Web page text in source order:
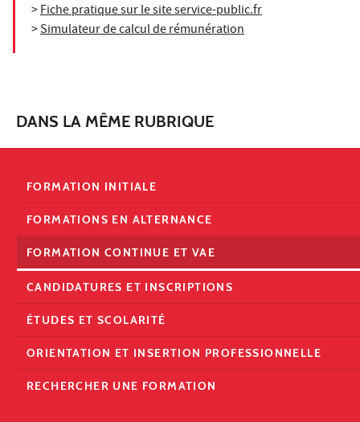
>Fiche pratique sur le site service-public.fr
>Simulateur de calcul de rémunération
DANS LA MÊME RUBRIQUE
FORMATION INITIALE
FORMATIONS EN ALTERNANCE
FORMATION CONTINUE ET VAE
CANDIDATURES ET INSCRIPTIONS
ÉTUDES ET SCOLARITÉ
ORIENTATION ET INSERTION PROFESSIONNELLE
RECHERCHER UNE FORMATION